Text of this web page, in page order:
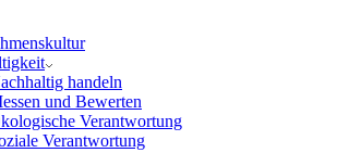
handeln
und Bewerten
Verantwortung
Verantwortung